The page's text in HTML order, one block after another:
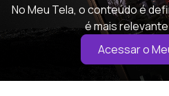
No Meu Tela, o conteúdo é
é mais
Acessar o